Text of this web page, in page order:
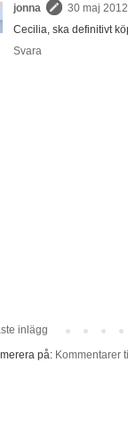
jonna
30 maj
Cecilia, ska definitivt
Svara
inlägg
på: Kommentarer